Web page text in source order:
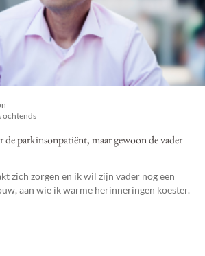
ochtends
de parkinsonpatiënt, maar gewoon de vader
zich zorgen en ik wil zijn vader nog een
aan wie ik warme herinneringen koester.